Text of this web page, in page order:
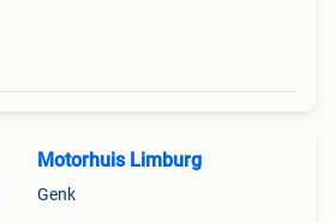
Motorhuis Limburg
Genk